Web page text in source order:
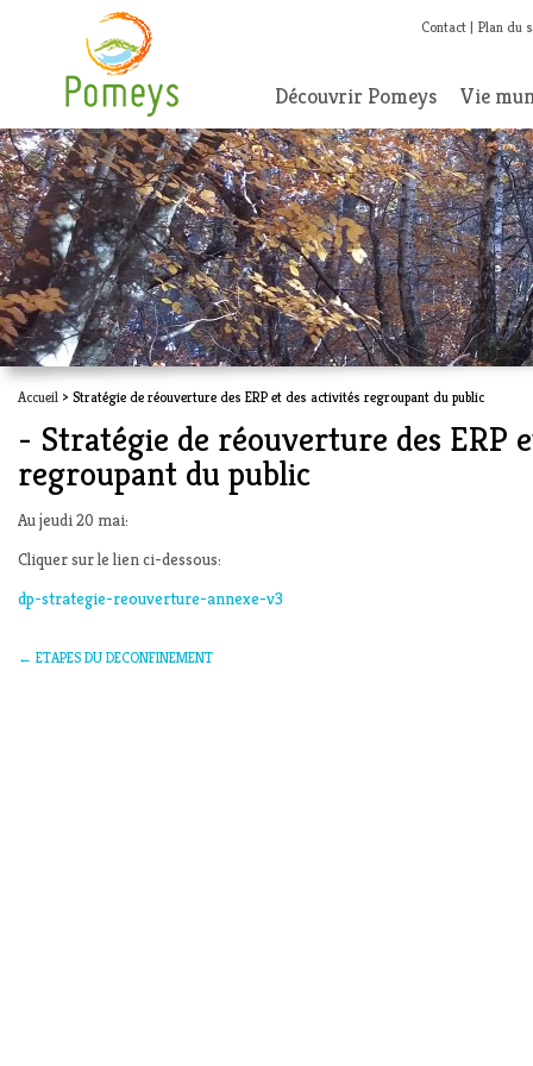
Contact Plan du
Découvrir Pomeys Vie
Accueil > Stratégie de réouverture des ERP et des activités regroupant du public
- Stratégie de réouverture des ERP
regroupant du public
Au jeudi 20 mai:
Cliquer sur le lien ci-dessous:
dp-strategie-reouverture-annexe-v3
← ETAPES DU DECONFINEMENT